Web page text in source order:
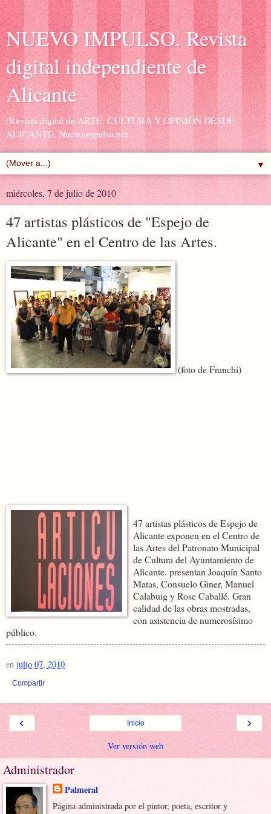
NUEVO IMPULSO. Revista
digital independiente de
Alicante
(Revista digital de ARTE, CULTURA Y OPINIÓN DESDE
ALICANTE. Nuevoimpulso.net
▼
miércoles, 7 de julio de 2010
47 artistas plásticos de "Espejo de
Alicante" en el Centro de las Artes.
(foto de Franchi)
47 artistas plásticos de Espejo de
Alicante exponen en el Centro de
las Artes del Patronato Municipal
de Cultura del Ayuntamiento de
Alicante. presentan Joaquín Santo
Matas, Consuelo Giner, Manuel
Calabuig y Rose Caballé. Gran
calidad de las obras mostradas,
con asistencia de numerosísimo
público.
en julio 07, 2010
Compartir
‹ ›
Inicio
Ver versión web
Administrador
Palmeral
Página administrada por el pintor, poeta, escritor y